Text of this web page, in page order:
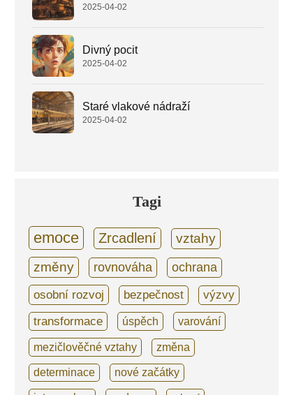
2025-04-02
Divný pocit
2025-04-02
Staré vlakové nádraží
2025-04-02
Tagi
emoce Zrcadlení
vztahy
změny
rovnováha
ochrana
osobní rozvoj
bezpečnost výzvy
transformace úspěch varování
mezičlověčné vztahy změna
determinace nové začátky